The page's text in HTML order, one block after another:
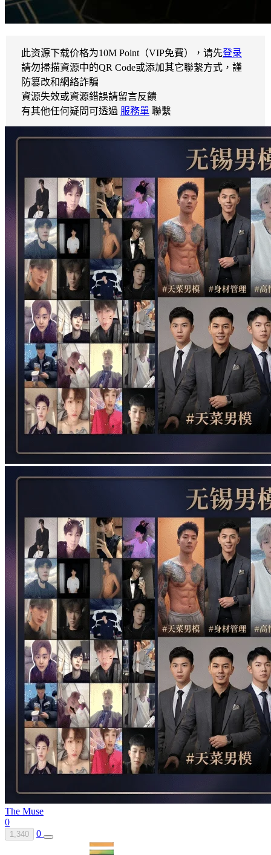
此资源下载价格为10M Point（VIP免費），请先登录
請勿掃描資源中的QR Code或添加其它聯繫方式，謹
防篡改和網絡詐騙
資源失效或資源錯誤請留言反饋
有其他任何疑問可透過 服務單 聯繫
The Muse
0
1,340 0